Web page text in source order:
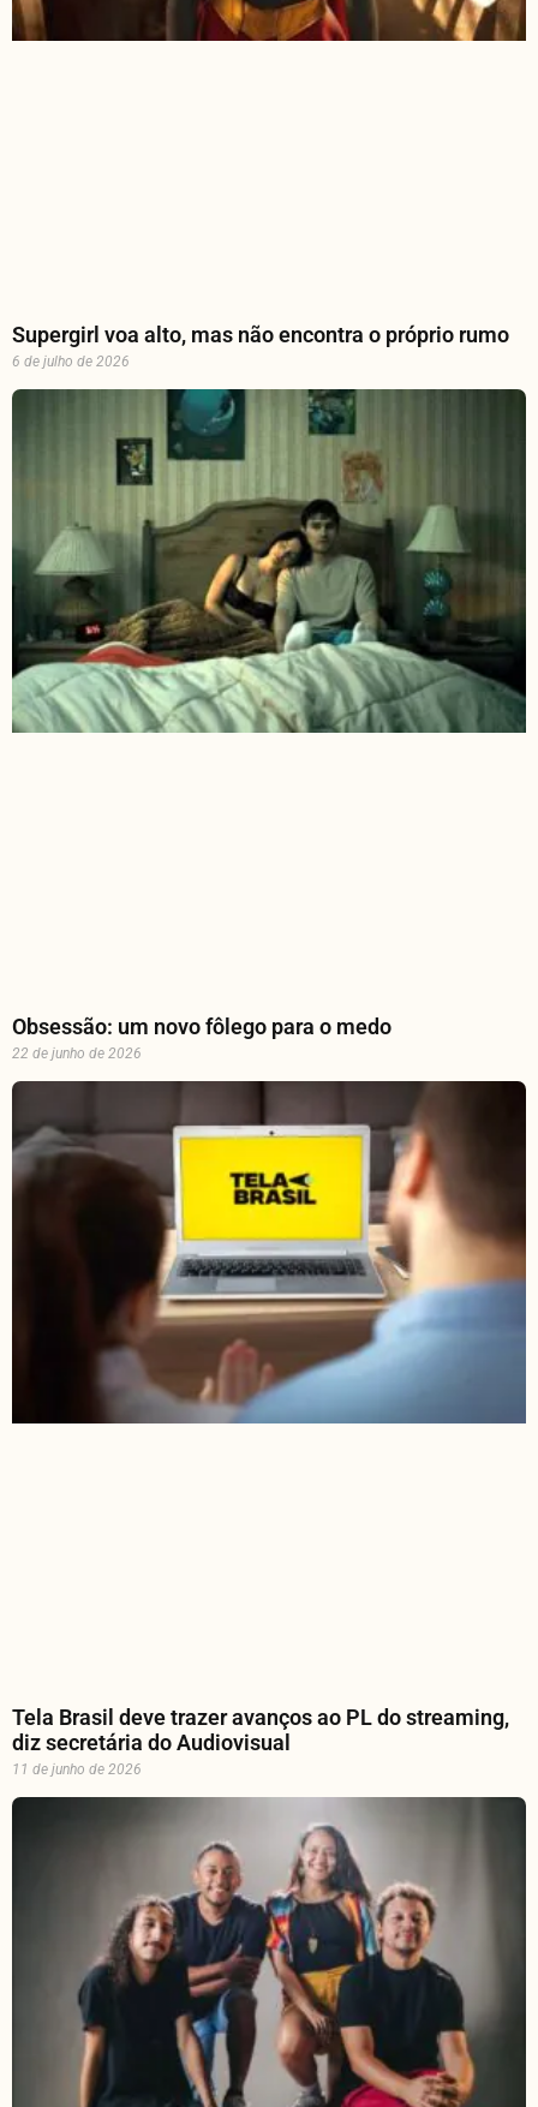
Supergirl voa alto, mas não encontra o próprio rumo
6 de julho de 2026
Obsessão: um novo fôlego para o medo
22 de junho de 2026
Tela Brasil deve trazer avanços ao PL do streaming,
diz secretária do Audiovisual
11 de junho de 2026